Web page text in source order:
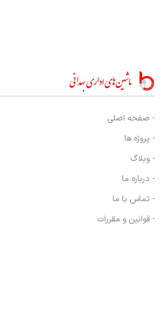
- صفحه اصلی
- پروژه ها
- وبلاگ
- درباره ما
- تماس با ما
- قوانین و مقررات